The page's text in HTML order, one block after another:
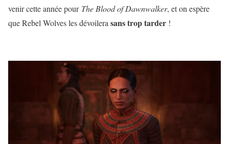
venir cette année pour The Blood of Dawnwalker, et on espère
que Rebel Wolves les dévoilera sans trop tarder !